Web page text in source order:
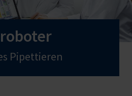
Pipettieren